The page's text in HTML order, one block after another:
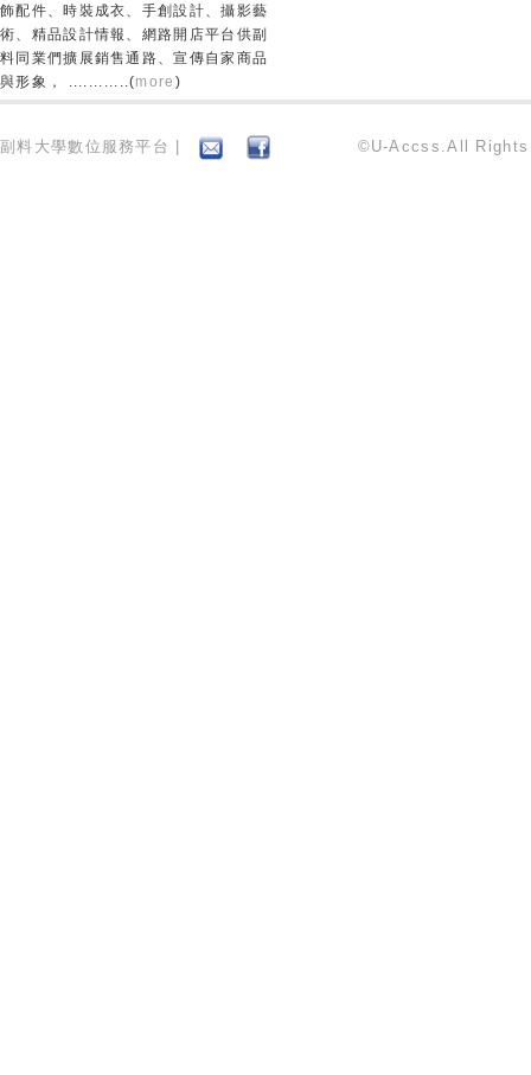
飾配件、時裝成衣、手創設計、攝影藝
術、精品設計情報、網路開店平台供副
料同業們擴展銷售通路、宣傳自家商品
與形象， ............(more )
副料大學數位服務平台 | ©U-Accss.All Rights